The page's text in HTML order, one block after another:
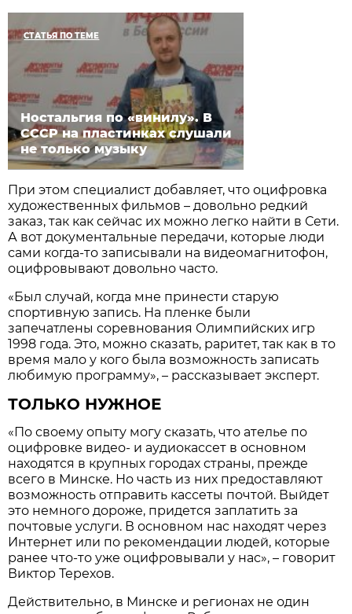
СТАТЬЯ ПО ТЕМЕ
Ностальгия по «винилу». В
СССР на пластинках слушали
не только музыку
При этом специалист добавляет, что оцифровка
художественных фильмов – довольно редкий
заказ, так как сейчас их можно легко найти в Сети.
А вот документальные передачи, которые люди
сами когда-то записывали на видеомагнитофон,
оцифровывают довольно часто.
«Был случай, когда мне принести старую
спортивную запись. На пленке были
запечатлены соревнования Олимпийских игр
1998 года. Это, можно сказать, раритет, так как в то
время мало у кого была возможность записать
любимую программу», – рассказывает эксперт.
ТОЛЬКО НУЖНОЕ
«По своему опыту могу сказать, что ателье по
оцифровке видео- и аудиокассет в основном
находятся в крупных городах страны, прежде
всего в Минске. Но часть из них предоставляют
возможность отправить кассеты почтой. Выйдет
это немного дороже, придется заплатить за
почтовые услуги. В основном нас находят через
Интернет или по рекомендации людей, которые
ранее что-то уже оцифровывали у нас», – говорит
Виктор Терехов.
Действительно, в Минске и регионах не один